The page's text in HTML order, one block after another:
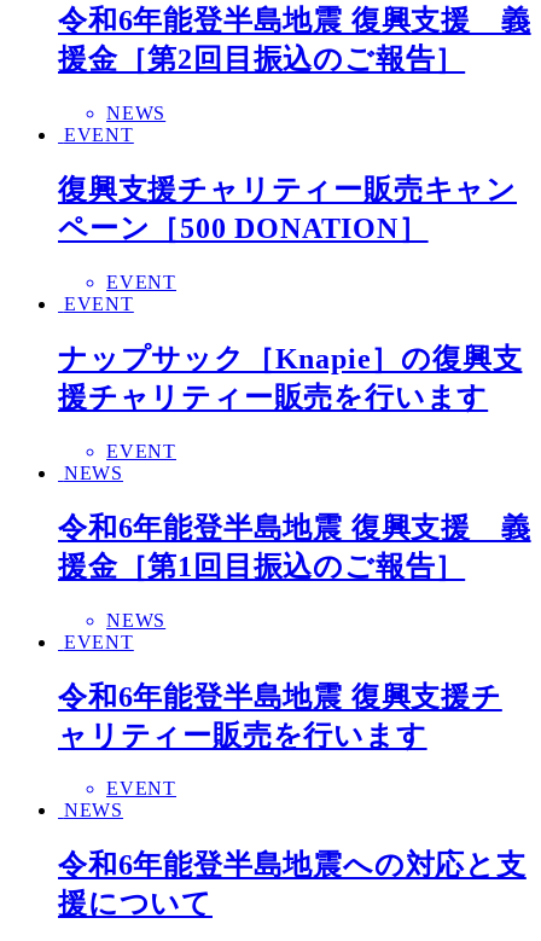
令和6年能登半島地震 復興支援 義
援金［第2回目振込のご報告］
NEWS
EVENT
復興支援チャリティー販売キャン
ペーン［500 DONATION］
EVENT
EVENT
ナップサック［Knapie］の復興支
援チャリティー販売を行います
EVENT
NEWS
令和6年能登半島地震 復興支援 義
援金［第1回目振込のご報告］
NEWS
EVENT
令和6年能登半島地震 復興支援チ
ャリティー販売を行います
EVENT
NEWS
令和6年能登半島地震への対応と支
援について